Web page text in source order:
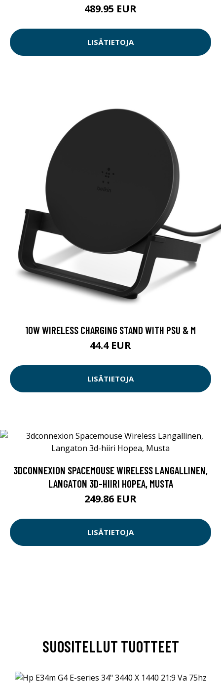
489.95 EUR
LISÄTIETOJA
10W WIRELESS CHARGING STAND WITH PSU & M
44.4 EUR
LISÄTIETOJA
3DCONNEXION SPACEMOUSE WIRELESS LANGALLINEN,
LANGATON 3D-HIIRI HOPEA, MUSTA
249.86 EUR
LISÄTIETOJA
SUOSITELLUT TUOTTEET